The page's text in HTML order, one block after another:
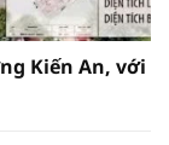
Kiến An, với